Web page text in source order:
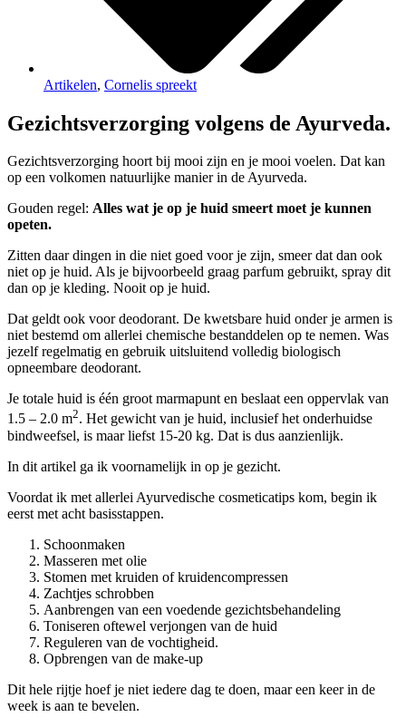
Artikelen, Cornelis spreekt
Gezichtsverzorging volgens de Ayurveda.
Gezichtsverzorging hoort bij mooi zijn en je mooi voelen. Dat kan
op een volkomen natuurlijke manier in de Ayurveda.
Gouden regel: Alles wat je op je huid smeert moet je kunnen
opeten.
Zitten daar dingen in die niet goed voor je zijn, smeer dat dan ook
niet op je huid. Als je bijvoorbeeld graag parfum gebruikt, spray dit
dan op je kleding. Nooit op je huid.
Dat geldt ook voor deodorant. De kwetsbare huid onder je armen is
niet bestemd om allerlei chemische bestanddelen op te nemen. Was
jezelf regelmatig en gebruik uitsluitend volledig biologisch
opneembare deodorant.
Je totale huid is één groot marmapunt en beslaat een oppervlak van
1.5 – 2.0 m2. Het gewicht van je huid, inclusief het onderhuidse
bindweefsel, is maar liefst 15-20 kg. Dat is dus aanzienlijk.
In dit artikel ga ik voornamelijk in op je gezicht.
Voordat ik met allerlei Ayurvedische cosmeticatips kom, begin ik
eerst met acht basisstappen.
Schoonmaken
Masseren met olie
Stomen met kruiden of kruidencompressen
Zachtjes schrobben
Aanbrengen van een voedende gezichtsbehandeling
Toniseren oftewel verjongen van de huid
Reguleren van de vochtigheid.
Opbrengen van de make-up
Dit hele rijtje hoef je niet iedere dag te doen, maar een keer in de
week is aan te bevelen.